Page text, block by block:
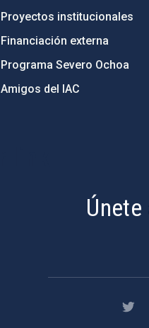
Proyectos institucionales
Financiación externa
Programa Severo Ochoa
Amigos del IAC